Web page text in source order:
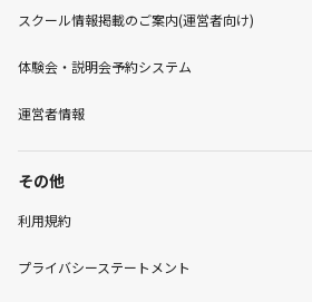
スクール情報掲載のご案内(運営者向け)
体験会・説明会予約システム
運営者情報
その他
利用規約
プライバシーステートメント